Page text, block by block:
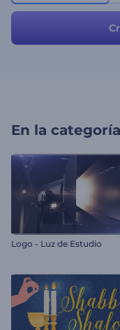
En la
Logo - Luz de Estudio